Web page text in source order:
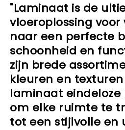
"Laminaat is de
vloeroplossing voor
naar een perfecte
schoonheid en
zijn brede
kleuren en
laminaat
om elke ruimte te
tot een stijlvolle en